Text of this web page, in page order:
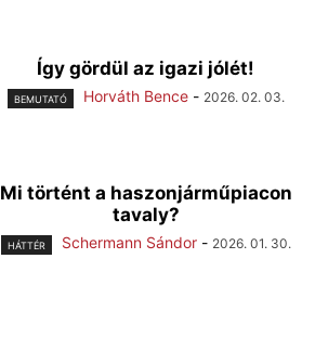
Így gördül az igazi jólét!
BEMUTATÓ Horváth Bence - 2026. 02. 03.
Mi történt a haszonjárműpiacon
tavaly?
HÁTTÉR Schermann Sándor - 2026. 01. 30.